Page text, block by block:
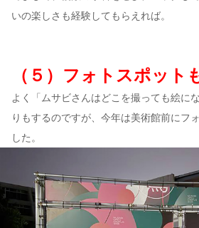
いの楽しさも経験してもらえれば。
（５）フォトスポット
よく「ムサビさんはどこを撮っても絵に
りもするのですが、今年は美術館前にフ
した。